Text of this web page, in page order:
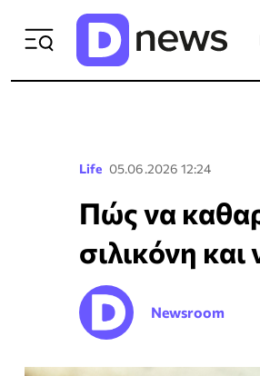
Life 05.06.2026 12:24
Πώς να
σιλικόνη
Newsroom